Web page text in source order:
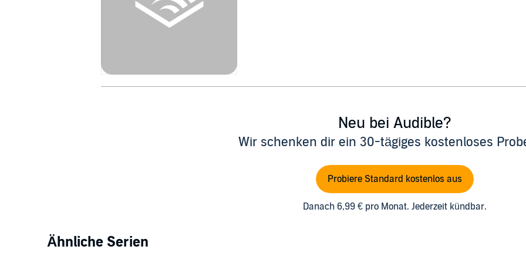
Neu bei Audible?
Wir schenken dir ein 30-tägiges kostenloses
Probiere Standard kostenlos aus
Danach 6,99 € pro Monat. Jederzeit kündbar.
Ähnliche Serien